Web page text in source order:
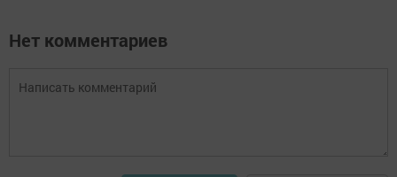
Нет комментариев